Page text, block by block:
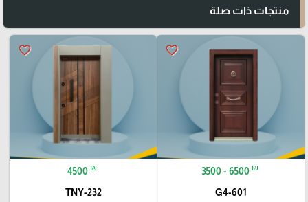
منتجات ذات صلة
favorite_border
3500 - 6500 ₪
G4-601
favorite_border
4500 ₪
TNY-232